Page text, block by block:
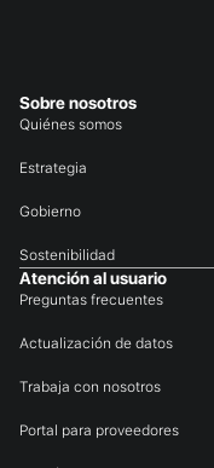
Sobre nosotros
Quiénes somos
Estrategia
Gobierno
Sostenibilidad
Atención al usuario
Preguntas frecuentes
Actualización de datos
Trabaja con nosotros
Portal para proveedores